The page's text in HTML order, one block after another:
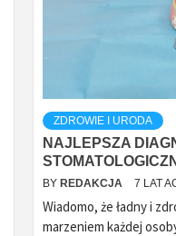
ZDROWIE I URODA
NAJLEPSZA
BY REDAKCJA 7 LAT
Wiadomo, że ładny i
marzeniem każdej